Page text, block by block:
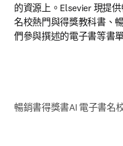
的資源上。Elsevier 現提
名校熱門與得獎教科書、
們參與撰述的電子書等書
暢銷書得獎書AI 電子書名